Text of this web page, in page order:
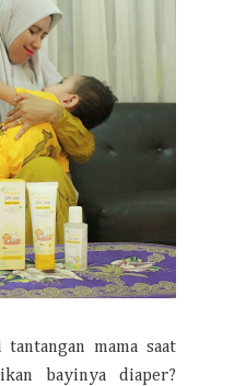
mama saat
bayinya diaper?